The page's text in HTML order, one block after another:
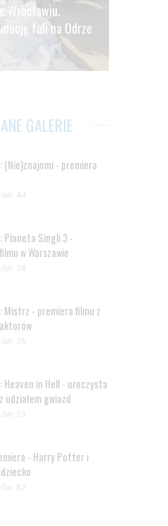
Wrocławiu.
fali na Odrze
GALERIE
(Nie)znajomi - premiera
44
Planeta Singli 3 -
w Warszawie
38
Mistrz - premiera filmu z
26
Heaven in Hell - uroczysta
udziałem gwiazd
29
- Harry Potter i
82